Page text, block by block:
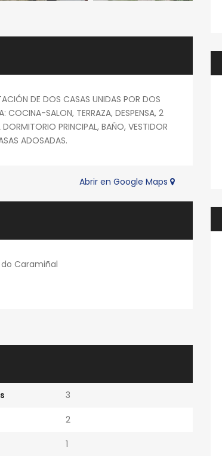
DE DOS CASAS UNIDAS POR DOS
COCINA-SALON, TERRAZA, DESPENSA, 2
PRINCIPAL, BAÑO, VESTIDOR
ADOSADAS.
Caramiñal
Abrir en Google Maps
3
2
1